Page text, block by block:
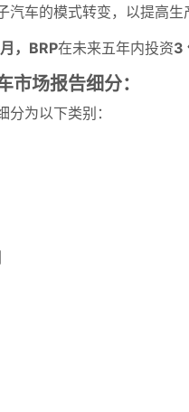
汽车的模式转变，以提高
，BRP在未来五年内投资3
市场报告细分：
分为以下类别：